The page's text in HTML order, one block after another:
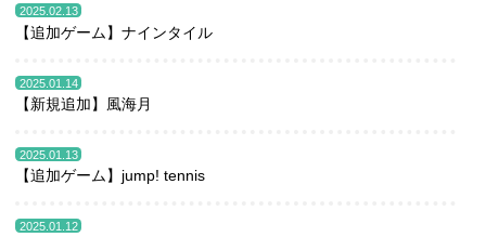
2025.02.13
【追加ゲーム】ナインタイル
2025.01.14
【新規追加】風海月
2025.01.13
【追加ゲーム】jump! tennis
2025.01.12